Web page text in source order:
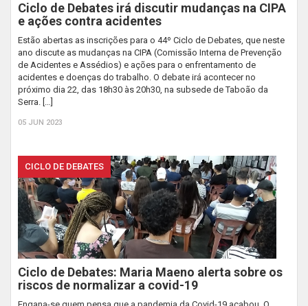
Ciclo de Debates irá discutir mudanças na CIPA
e ações contra acidentes
Estão abertas as inscrições para o 44º Ciclo de Debates, que neste
ano discute as mudanças na CIPA (Comissão Interna de Prevenção
de Acidentes e Assédios) e ações para o enfrentamento de
acidentes e doenças do trabalho. O debate irá acontecer no
próximo dia 22, das 18h30 às 20h30, na subsede de Taboão da
Serra. […]
05 JUN 2023
CICLO DE DEBATES
Ciclo de Debates: Maria Maeno alerta sobre os
riscos de normalizar a covid-19